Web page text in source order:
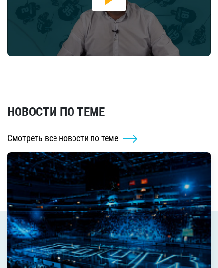
НОВОСТИ ПО ТЕМЕ
Смотреть все новости по теме